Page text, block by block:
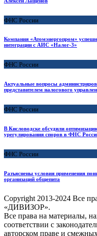
ФНС России
Компания «Атомэнергопром»
интеграции с АИС «Налог-3»
ФНС России
Актуальные вопросы
представителем налогового
ФНС России
В Кисловодске обсудили
урегулирования споров в ФНС
ФНС России
Разъяснены условия применения
организаций общепита
Copyright 2013-2024 Все
«ДИВИЗОР».
Все права на материалы,
соответствии с
авторском праве и